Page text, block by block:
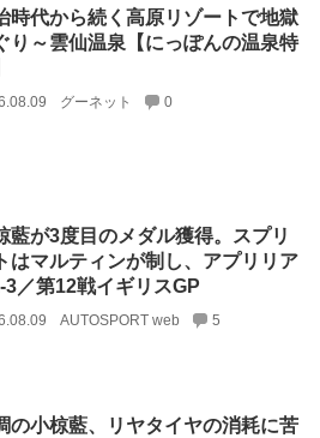
時代から続く高原リゾートで地獄
り～雲仙温泉【にっぽんの温泉特
グーネット 0
藍が3度目のメダル獲得。スプリ
はマルティンが制し、アプリリア
3／第12戦イギリスGP
AUTOSPORT web 5
の小椋藍、リヤタイヤの消耗に苦